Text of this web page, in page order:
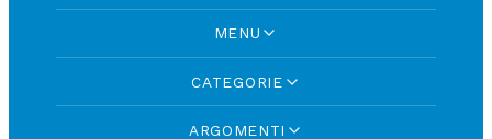
MENU
CATEGORIE
ARGOMENTI